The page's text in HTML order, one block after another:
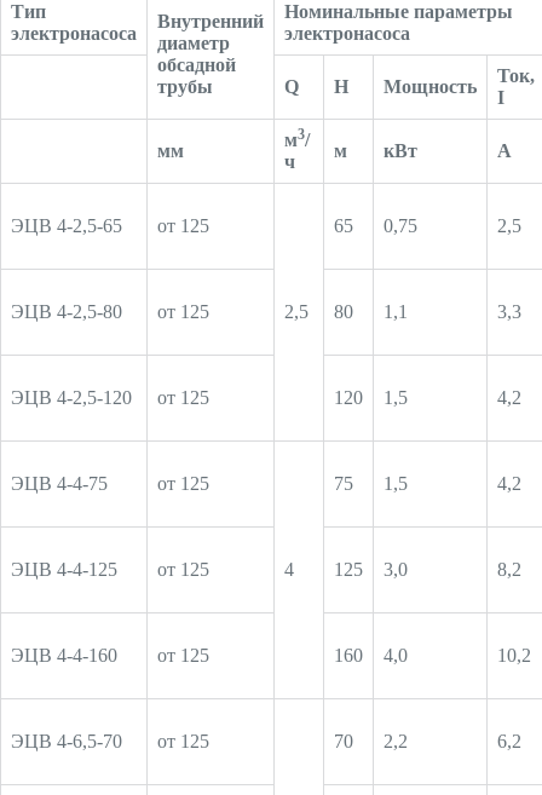
Тип
электронасоса
Внутренний
диаметр
обсадной
трубы
Номинальные параметры
электронасоса
Q H Мощность
Ток,
I
мм
м3/
ч
м кВт А
ЭЦВ 4-2,5-65 от 125
2,5
65 0,75 2,5
ЭЦВ 4-2,5-80 от 125 80 1,1 3,3
ЭЦВ 4-2,5-120 от 125 120 1,5 4,2
ЭЦВ 4-4-75 от 125
4
75 1,5 4,2
ЭЦВ 4-4-125 от 125 125 3,0 8,2
ЭЦВ 4-4-160 от 125 160 4,0 10,2
ЭЦВ 4-6,5-70 от 125 70 2,2 6,2